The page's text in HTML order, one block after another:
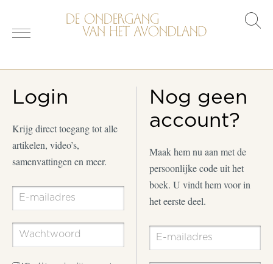
Login
Krijg direct toegang tot alle
artikelen, video’s,
samenvattingen en meer.
Nog geen
account?
Maak hem nu aan met de
persoonlijke code uit het
boek. U vindt hem voor in
het eerste deel.